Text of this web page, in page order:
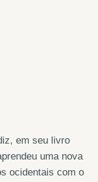
em seu livro
uma nova
ocidentais com o